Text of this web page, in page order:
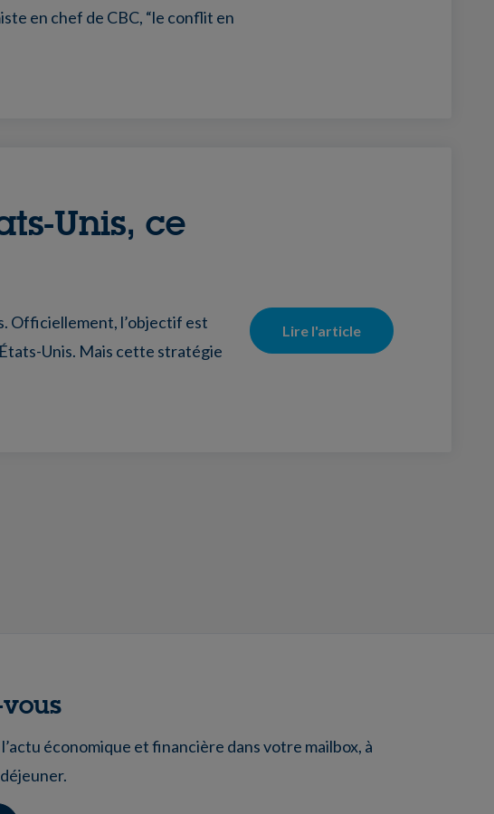
en chef de CBC, “le conflit en
Unis, ce
Officiellement, l’objectif est
Unis. Mais cette stratégie
Lire l'article
économique et financière dans votre mailbox, à